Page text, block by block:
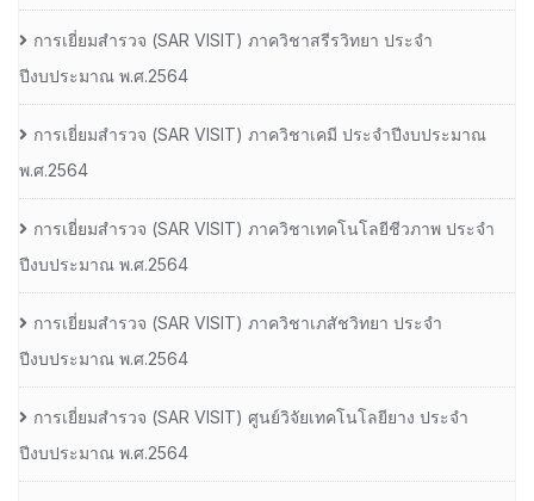
การเยี่ยมสํารวจ (SAR VISIT) ภาควิชาสรีรวิทยา ประจํา
ปีงบประมาณ พ.ศ.2564
การเยี่ยมสํารวจ (SAR VISIT) ภาควิชาเคมี ประจําปีงบประมาณ
พ.ศ.2564
การเยี่ยมสํารวจ (SAR VISIT) ภาควิชาเทคโนโลยีชีวภาพ ประจํา
ปีงบประมาณ พ.ศ.2564
การเยี่ยมสํารวจ (SAR VISIT) ภาควิชาเภสัชวิทยา ประจํา
ปีงบประมาณ พ.ศ.2564
การเยี่ยมสํารวจ (SAR VISIT) ศูนย์วิจัยเทคโนโลยียาง ประจํา
ปีงบประมาณ พ.ศ.2564